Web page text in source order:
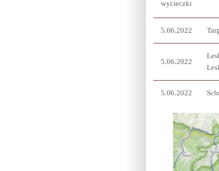
wycieczki
5.06.2022
5.06.2022
5.06.2022